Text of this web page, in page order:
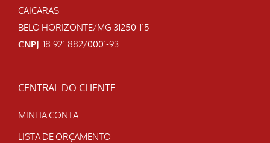
CAICARAS
BELO HORIZONTE/MG 31250-115
CNPJ:18.921.882/0001-93
CENTRAL DO CLIENTE
MINHA CONTA
LISTA DE ORÇAMENTO